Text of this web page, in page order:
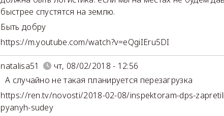
быстрее спустятся на землю.
Быть добру
https://m.youtube.com/watch?v=eQgiIEru5DI
natalisa51
чт, 08/02/2018 - 12:56
А случайно не такая планируется перезагрузка
https://ren.tv/novosti/2018-02-08/inspektoram-dps-
pyanyh-sudey